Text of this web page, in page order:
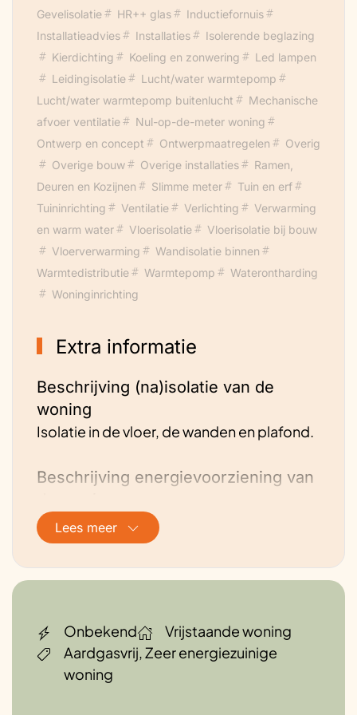
Ik ben op een goede manier door het
proces gekomen. Mijn kennis en inzicht is
gegroeid. Ik weet meer van materialen en
zou sommige dingen nu anders
aanpakken. En de vraag die ik nog steeds
heb is: als ik al het materiaal dat ik erin heb
gestopt afweeg tegen wat ik bespaar qua
CO2, klopt dit dan wel. De architect die
me bij heeft gestaan zegt van wel nadat hij
wat calculaties heeft gemaakt. Maar het is
en blijft een vraag: moet je dit wel willen?
Gevelisolatie
HR++ glas
Inductiefornuis
Installatieadvies
Installaties
Isolerende beglazing
Kierdichting
Koeling en zonwering
Led lampen
Leidingisolatie
Lucht/water warmtepomp
Lucht/water warmtepomp buitenlucht
Mechanische
afvoer ventilatie
Nul-op-de-meter woning
Ontwerp en concept
Ontwerpmaatregelen
Overig
Overige bouw
Overige installaties
Ramen,
Deuren en Kozijnen
Slimme meter
Tuin en erf
Tuininrichting
Ventilatie Verlichting
Verwarming
en warm water
Vloerisolatie
Vloerisolatie bij bouw
Vloerverwarming
Wandisolatie binnen
Warmtedistributie
Warmtepomp
Waterontharding
Woninginrichting
Extra informatie
Beschrijving (na)isolatie van de
woning
Isolatie in de vloer, de wanden en plafond.
Beschrijving energievoorziening van
Isolatie aanbracht aan de binnenzijde.
Vloerverwarming met een warmtepomp.
WTW installatie. Op delen HR++
aangebracht.
Hoe is de ventilatie geregeld?
WTW
Lees meer
Onbekend
Vrijstaande woning
Aardgasvrij, Zeer energiezuinige
woning